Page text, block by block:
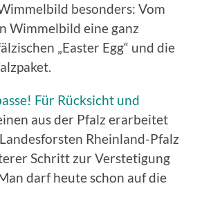
besonders: Vom
Wimmelbild eine ganz
„Easter Egg“ und die
Für Rücksicht und
aus der Pfalz erarbeitet
Rheinland-Pfalz
Schritt zur Verstetigung
darf heute schon auf die